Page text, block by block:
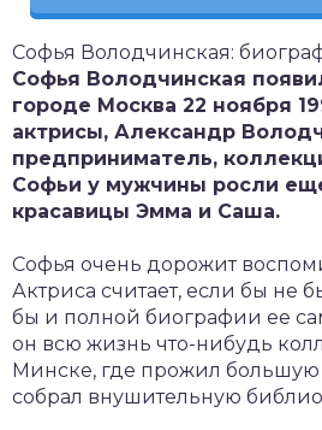
Софья Володчинская:
Софья Володчинская
городе Москва 22 ноября
актрисы, Александр
предприниматель,
Софьи у мужчины росли
красавицы Эмма и Саша.
Софья очень дорожит
Актриса считает, если бы не
бы и полной биографии ее
он всю жизнь что-нибудь
Минске, где прожил большую
собрал внушительную